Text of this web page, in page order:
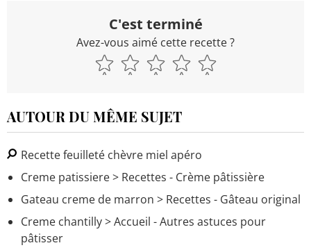
C'est terminé
Avez-vous aimé cette recette ?
AUTOUR DU MÊME SUJET
Recette feuilleté chèvre miel apéro
Creme patissiere> Recettes - Crème pâtissière
Gateau creme de marron > Recettes - Gâteau original
Creme chantilly> Accueil - Autres astuces pour
pâtisser